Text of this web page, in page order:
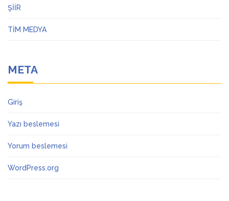
ŞİİR
TİM MEDYA
META
Giriş
Yazı beslemesi
Yorum beslemesi
WordPress.org